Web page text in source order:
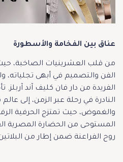
عناق بين الفخامة والأسطورة
من قلب العشرينيات الصاخبة، حيث
الفن والتصميم في أبهى تجلياته،
الفريدة من دار فان كليف آند آربلز.
النادرة في رحلة عبر الزمن، إلى
والغموض، حيث تمتزج الحرفية
المستوحى من الحضارة المصرية
روح الفراعنة ضمن إطار من البلاتين